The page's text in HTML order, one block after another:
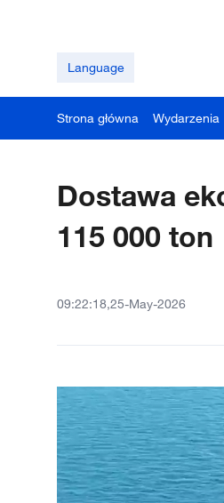
Language
Strona główna Wydarzenia
Dostawa
115 000 ton
09:22:18,25-May-2026